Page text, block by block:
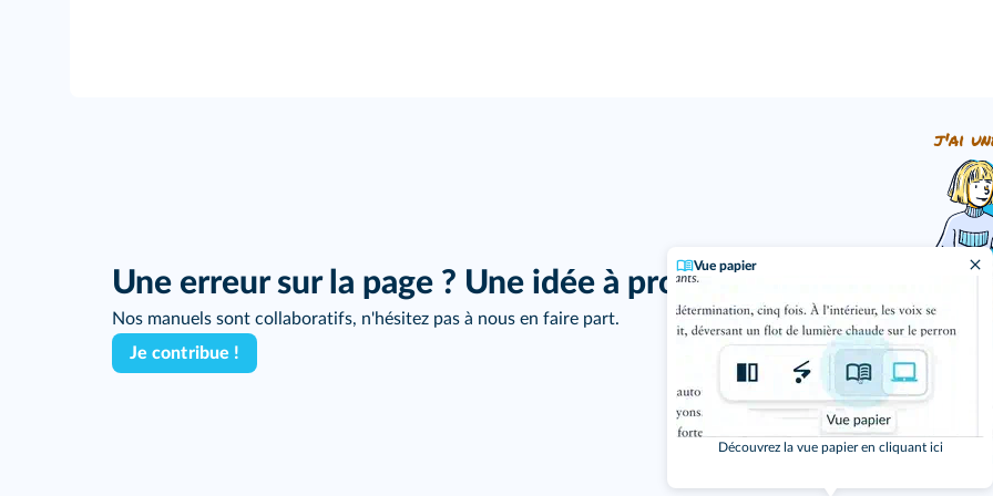
Vue papier
Découvrez la vue papier en cliquant ici
Une erreur sur la page ? Une idée à proposer ?
Nos manuels sont collaboratifs, n'hésitez pas à nous en faire part.
Je contribue !
j'ai